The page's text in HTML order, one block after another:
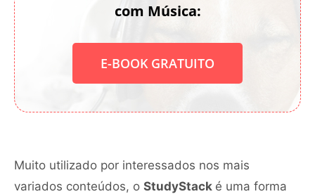
com Música:
E-BOOK GRATUITO
Muito utilizado por interessados nos mais
variados conteúdos, o StudyStack é uma forma